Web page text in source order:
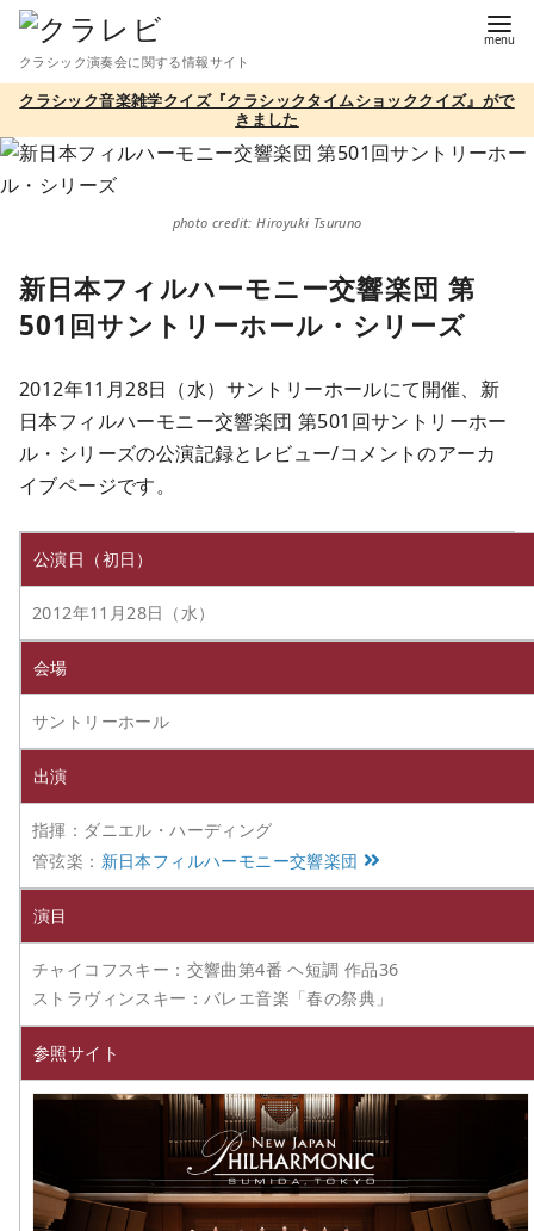
テ
ツ
へ
クラシック演奏会に関する情報サイト
クラシック音楽雑学クイズ『クラシックタイムショッククイズ』がで
きました
photo credit: Hiroyuki Tsuruno
新日本フィルハーモニー交響楽団 第
501回サントリーホール・シリーズ
2012年11月28日（水）サントリーホールにて開催、新
日本フィルハーモニー交響楽団 第501回サントリーホー
ル・シリーズの公演記録とレビュー/コメントのアーカ
イブページです。
公演日（初日）
2012年11月28日（水）
会場
サントリーホール
出演
指揮：ダニエル・ハーディング
管弦楽： 新日本フィルハーモニー交響楽団
演目
チャイコフスキー：交響曲第4番 ヘ短調 作品36
ストラヴィンスキー：バレエ音楽「春の祭典」
参照サイト